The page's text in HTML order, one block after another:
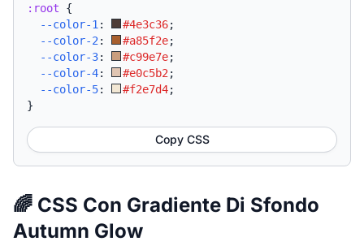
:root {
--color-1 : #4e3c36;
--color-2 : #a85f2e;
--color-3: #c99e7e;
--color-4: #e0c5b2 ;
--color-5: #f2e7d4;
}
Copy CSS
🌈 CSS Con Gradiente Di Sfondo
Autumn Glow